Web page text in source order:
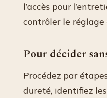
l’accès pour
contrôler le
Pour décider
Procédez par
dureté, identifiez